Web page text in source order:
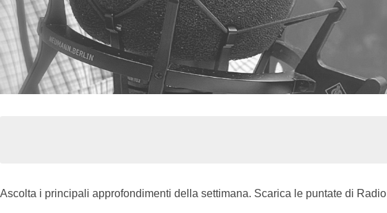
Ascolta i principali approfondimenti della settimana. Scarica le puntate di